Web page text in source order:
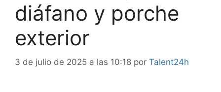
diáfano y porche
exterior
3 de julio de 2025 a las 10:18 por Talent24h